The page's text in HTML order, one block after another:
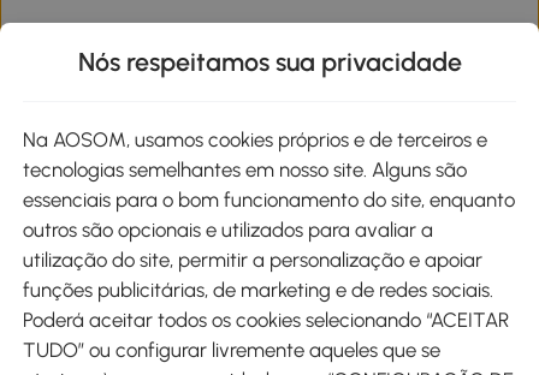
Métodos de pagamento
Envio
Nós respeitamos sua privacidade
Na AOSOM, usamos cookies próprios e de terceiros e
tecnologias semelhantes em nosso site. Alguns são
essenciais para o bom funcionamento do site, enquanto
outros são opcionais e utilizados para avaliar a
utilização do site, permitir a personalização e apoiar
funções publicitárias, de marketing e de redes sociais.
Poderá aceitar todos os cookies selecionando “ACEITAR
TUDO” ou configurar livremente aqueles que se